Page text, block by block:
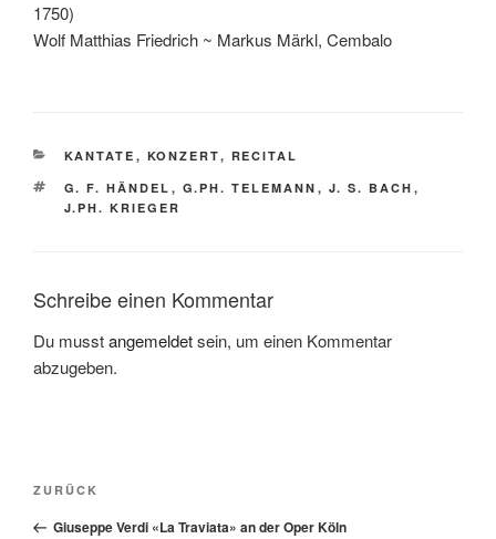
1750)
Wolf Matthias Friedrich ~ Markus Märkl, Cembalo
KATEGORIEN
KANTATE , KONZERT, RECITAL
SCHLAGWÖRTER
G. F. HÄNDEL , G.PH. TELEMANN , J. S. BACH ,
J.PH. KRIEGER
Schreibe einen Kommentar
Du musstangemeldetsein, um einen Kommentar
abzugeben.
Beitragsnavigation
Vorheriger
Beitrag
ZURÜCK
Giuseppe Verdi «La Traviata» an der Oper Köln